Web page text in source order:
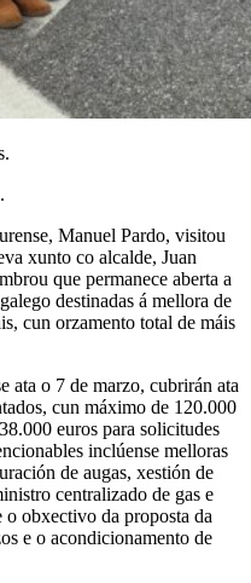
Manuel Pardo, visitou
xunto co alcalde, Juan
que permanece aberta a
destinadas á mellora de
cun orzamento total de máis
ata o 7 de marzo, cubrirán ata
cun máximo de 120.000
euros para solicitudes
inclúense melloras
de augas, xestión de
centralizado de gas e
obxectivo da proposta da
e o acondicionamento de